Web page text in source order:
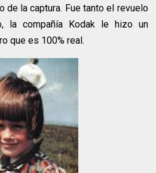
de la captura. Fue tanto el revuelo
la compañía Kodak le hizo un
que es 100% real.